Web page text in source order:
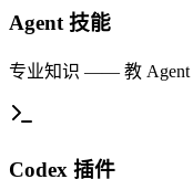
Agent 技能
专业知识 —— 教 Agent
Codex 插件